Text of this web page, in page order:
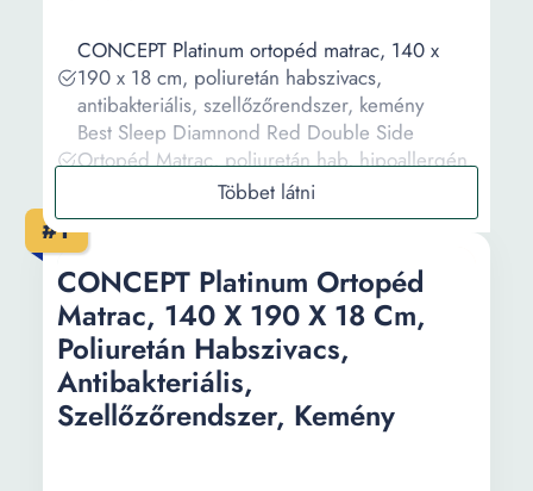
#1
CONCEPT Platinum Ortopéd
Matrac, 140 X 190 X 18 Cm,
Poliuretán Habszivacs,
Antibakteriális,
Szellőzőrendszer, Kemény
CONCEPT Platinum ortopéd matrac, 140 x
190 x 18 cm, poliuretán habszivacs,
antibakteriális, szellőzőrendszer, kemény
Best Sleep Diamnond Red Double Side
Ortopéd Matrac, poliuretán hab, hipoallergén,
kétoldalú, kemény, 120 x 200 cm
Ortopéd matrac, Green Future, Aloe Vera
Essential, 200x200x19 cm, poliuretán hab,
hipoallergén, kemény
BEST SLEEP Diamond Red DoubleSide
Ortopéd matrac, 120x190x12, poliuretán hab,
hipoallergén, megfordítható,
szellőzőrendszer, kemény
Ortopéd matrac, GREEN FUTURE, Basic Line,
200x200x12cm, poliuretán hab,